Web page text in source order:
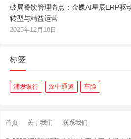
破局餐饮管理痛点：金蝶AI星辰ERP驱
转型与精益运营
2025年12月18日
标签
浦发银行 深中通道 车险
首页 关于我们 联系我们